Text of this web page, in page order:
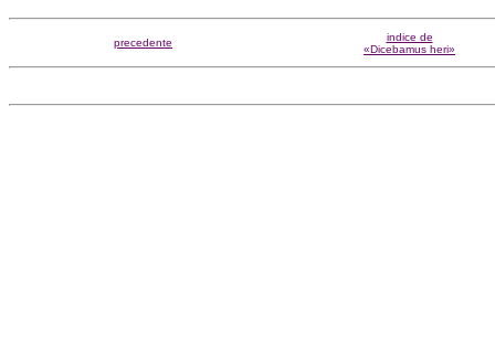
precedente
indice de
«Dicebamus heri»